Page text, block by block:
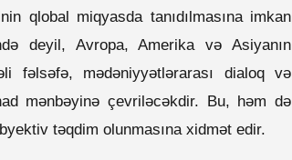
qlobal miqyasda tanıdılmasına imkan
deyil, Avropa, Amerika və Asiyanın
fəlsəfə, mədəniyyətlərarası dialoq və
mənbəyinə çevriləcəkdir. Bu, həm də
təqdim olunmasına xidmət edir.